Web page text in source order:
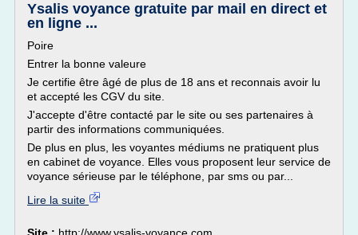
Ysalis voyance gratuite par mail en direct et
en ligne ...
Poire
Entrer la bonne valeure
Je certifie être âgé de plus de 18 ans et reconnais avoir lu
et accepté les CGV du site.
J'accepte d'être contacté par le site ou ses partenaires à
partir des informations communiquées.
De plus en plus, les voyantes médiums ne pratiquent plus
en cabinet de voyance. Elles vous proposent leur service de
voyance sérieuse par le téléphone, par sms ou par...
Lire la suite